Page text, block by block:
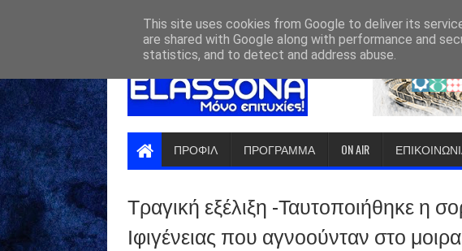
ΠΡΟΦΙΛ ΠΡΟΓΡΑΜΜΑ ON AIR
Τραγική εξέλιξη -Ταυτοποιήθηκε η
Ιφιγένειας που αγνοούνταν στο
This site uses cookies from Google to deliver its
are shared with Google along with performance and
statistics, and to detect and address abuse.